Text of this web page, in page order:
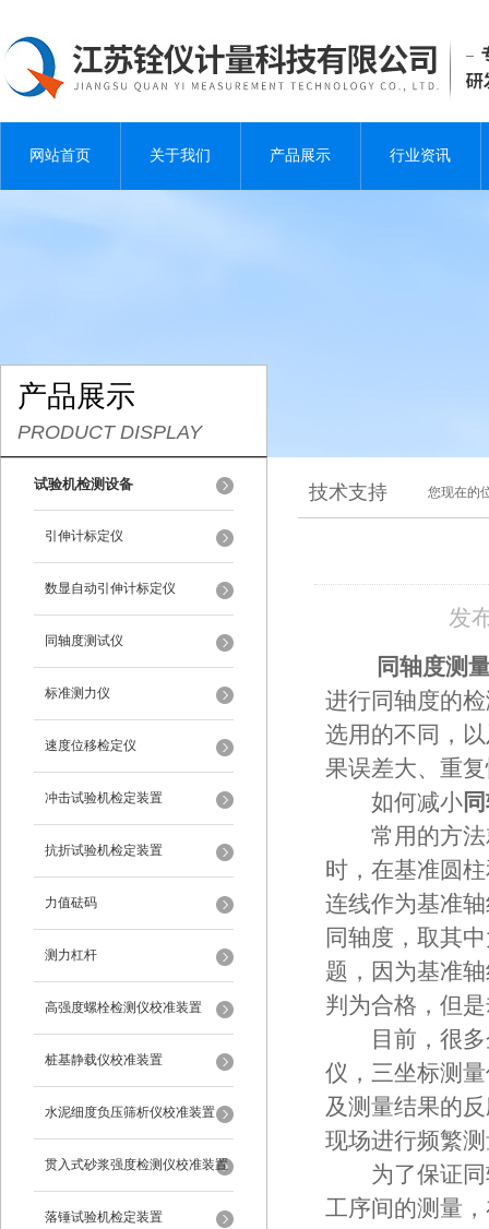
网站首页 关于我们 产品展示 行业资讯
产品展示
PRODUCT DISPLAY
试验机检测设备
引伸计标定仪
数显自动引伸计标定仪
同轴度测试仪
标准测力仪
速度位移检定仪
冲击试验机检定装置
抗折试验机检定装置
力值砝码
测力杠杆
高强度螺栓检测仪校准装置
桩基静载仪校准装置
水泥细度负压筛析仪校准装置
贯入式砂浆强度检测仪校准装置
落锤试验机检定装置
技术支持 您现在的
发
同轴度测
进行同轴度的
选用的不同，
果误差大、重
如何减小
常用的方法就
时，在基准圆
连线作为基准
同轴度，取其
题，因为基准
判为合格，但
目前，很多
仪，三坐标测
及测量结果的
现场进行频繁
为了保证同轴
工序间的测量